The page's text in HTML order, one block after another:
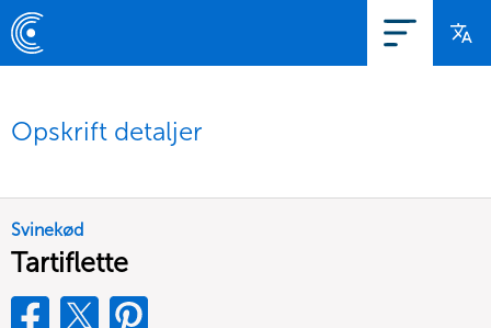
Opskrift detaljer
Svinekød
Tartiflette